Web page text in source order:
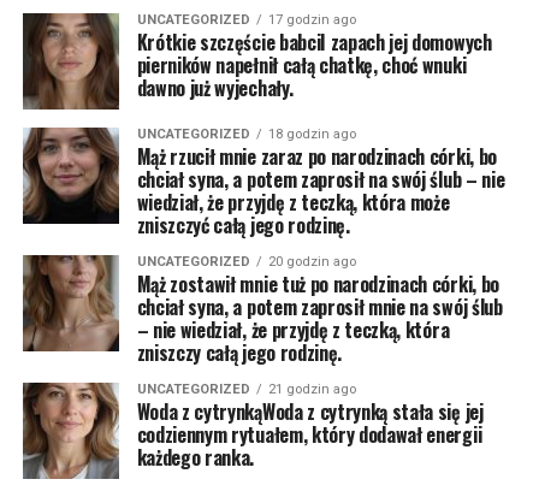
UNCATEGORIZED 17 godzin ago
Krótkie szczęście babciI zapach jej domowych
pierników napełnił całą chatkę, choć wnuki
dawno już wyjechały.
UNCATEGORIZED 18 godzin ago
Mąż rzucił mnie zaraz po narodzinach córki, bo
chciał syna, a potem zaprosił na swój ślub – nie
wiedział, że przyjdę z teczką, która może
zniszczyć całą jego rodzinę.
UNCATEGORIZED 20 godzin ago
Mąż zostawił mnie tuż po narodzinach córki, bo
chciał syna, a potem zaprosił mnie na swój ślub
– nie wiedział, że przyjdę z teczką, która
zniszczy całą jego rodzinę.
UNCATEGORIZED 21 godzin ago
Woda z cytrynkąWoda z cytrynką stała się jej
codziennym rytuałem, który dodawał energii
każdego ranka.